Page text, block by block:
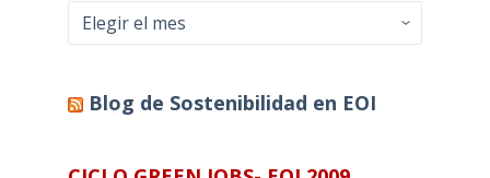
Archivo
Blog de Sostenibilidad en EOI